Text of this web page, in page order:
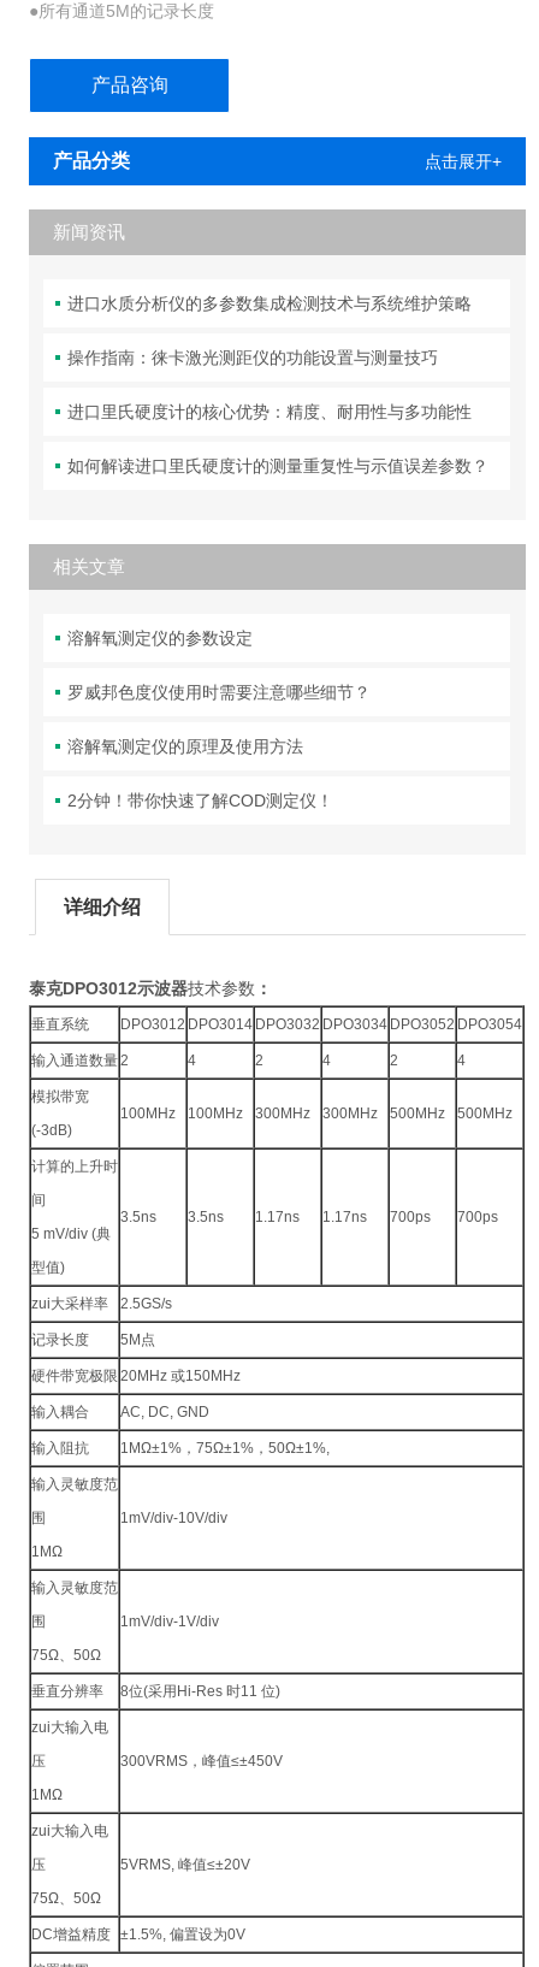
●所有通道5M的记录长度
●成套高级触发
选项
●Wave Inspector® 控制功能提供了*的波形分析效率
●9英寸（229m
产品咨询
产品分类 点击展开+
新闻资讯
进口水质分析仪的多参数集成检测技术与系统维护策略
操作指南：徕卡激光测距仪的功能设置与测量技巧
进口里氏硬度计的核心优势：精度、耐用性与多功能性
如何解读进口里氏硬度计的测量重复性与示值误差参数？
相关文章
溶解氧测定仪的参数设定
罗威邦色度仪使用时需要注意哪些细节？
溶解氧测定仪的原理及使用方法
2分钟！带你快速了解COD测定仪！
详细介绍
泰克DPO3012示波器技术参数 ：
垂直系统 DPO3012 DPO3014 DPO3032 DPO3034 DPO3052 DPO3054
输入通道数量2 4 2 4 2 4
模拟带宽
(-3dB)
100MHz 100MHz 300MHz 300MHz 500MHz 500MHz
计算的上升时
间
5 mV/div (典
型值)
3.5ns 3.5ns 1.17ns 1.17ns 700ps 700ps
zui大采样率 2.5GS/s
记录长度 5M点
硬件带宽极限 20MHz 或150MHz
输入耦合 AC, DC, GND
输入阻抗 1MΩ±1%，75Ω±1%，50Ω±1%,
输入灵敏度范
围
1MΩ
1mV/div-10V/div
输入灵敏度范
围
75Ω、50Ω
1mV/div-1V/div
垂直分辨率 8位(采用Hi-Res 时11 位)
zui大输入电
压
1MΩ
300VRMS，峰值≤±450V
zui大输入电
压
75Ω、50Ω
5VRMS, 峰值≤±20V
DC增益精度 ±1.5%, 偏置设为0V